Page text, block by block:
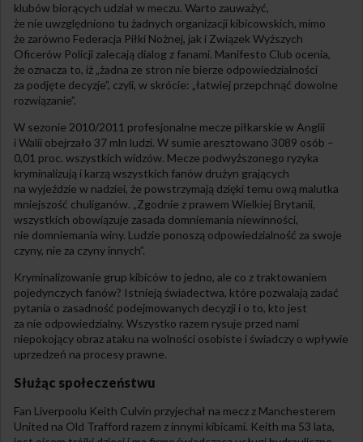
klubów biorących udział w meczu. Warto zauważyć,
że nie uwzględniono tu żadnych organizacji kibicowskich, mimo
że zarówno Federacja Piłki Nożnej, jak i Związek Wyższych
Oficerów Policji zalecają dialog z fanami. Manifesto Club ocenia,
że oznacza to, iż „żadna ze stron nie bierze odpowiedzialności
za podjęte decyzje”, czyli, w skrócie: „łatwiej przepchnąć dowolne
rozwiązanie”.
W sezonie 2010/2011 profesjonalne mecze piłkarskie w Anglii
i Walii obejrzało 37 mln ludzi. W sumie aresztowano 3089 osób –
0,01 proc. wszystkich widzów. Mecze podwyższonego ryzyka
kryminalizują i karzą wszystkich fanów drużyn grających
na wyjeździe w nadziei, że powstrzymają dzięki temu ową malutka
mniejszość chuliganów. „Zgodnie z prawem Wielkiej Brytanii,
wszystkich obowiązuje zasada domniemania niewinności,
nie domniemania winy. Ludzie ponoszą odpowiedzialność za swoje
czyny, nie za czyny innych”.
Kryminalizowanie grup kibiców to jedno, ale co z traktowaniem
pojedynczych fanów? Istnieją świadectwa, które pozwalają zadać
pytania o zasadność podejmowanych decyzji i o to, kto jest
za nie odpowiedzialny. Wszystko razem rysuje przed nami
niepokojący obraz ataku na wolności osobiste i świadczy o wpływie
uprzedzeń na procesy prawne.
Służąc społeczeństwu
Fan Liverpoolu Keith Culvin przyjechał na mecz z Manchesterem
United na Old Trafford razem z innymi kibicami. Keith ma 53 lata,